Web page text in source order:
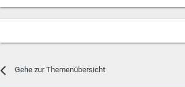
Gehe zur Themenübersicht